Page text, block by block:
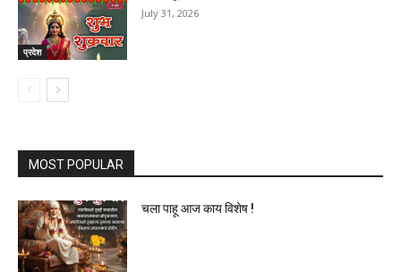
प्रदेश
July 31, 2026
MOST POPULAR
चला पाहू आज काय विशेष !